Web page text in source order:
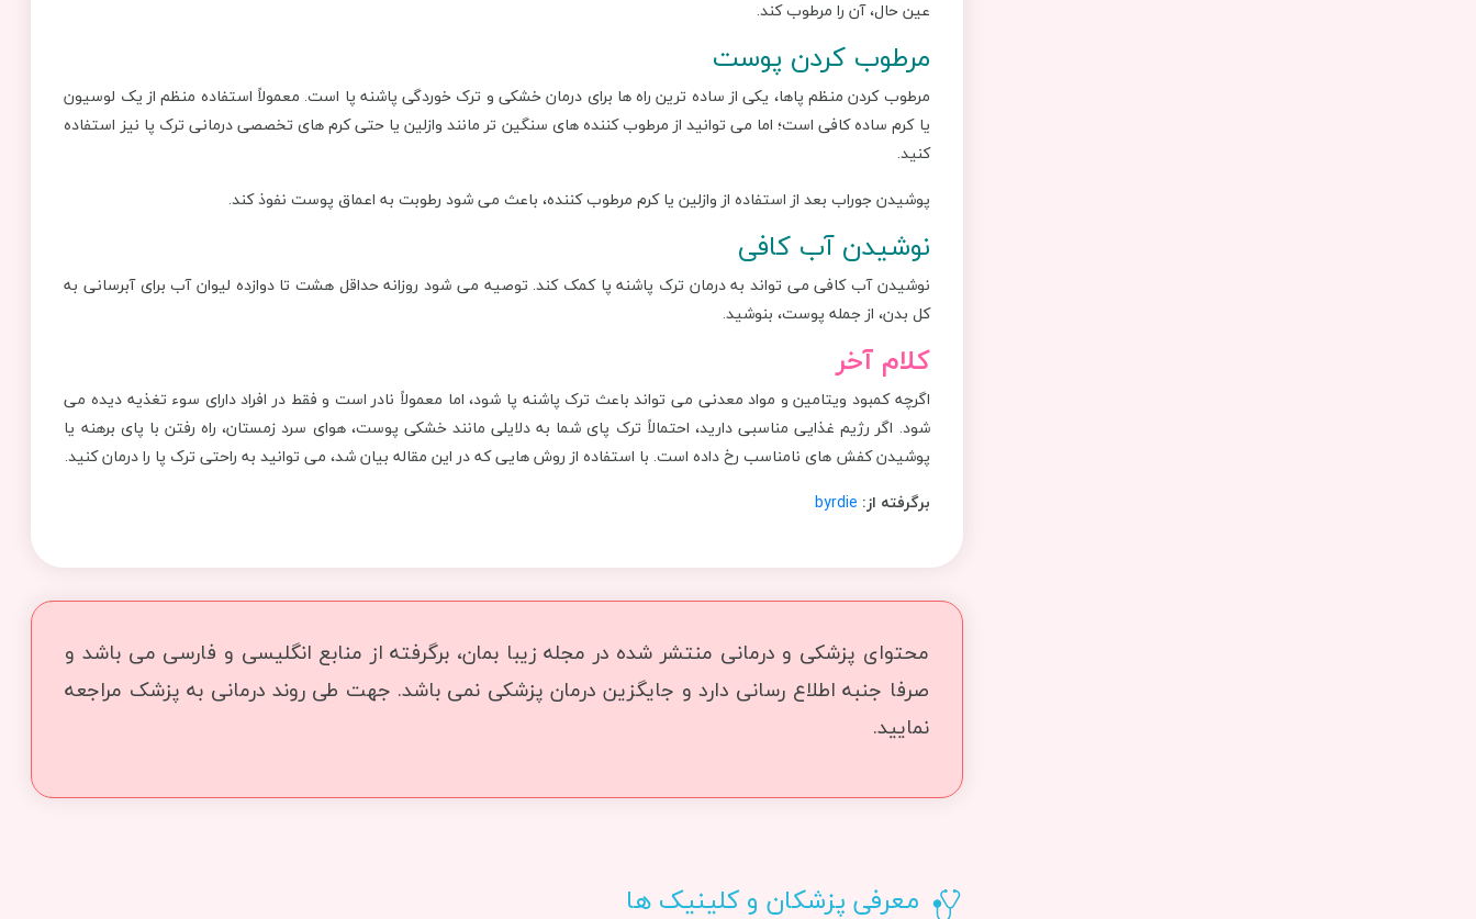
عین حال، آن را مرطوب کند.
مرطوب کردن پوست
مرطوب کردن منظم پاها، یکی از ساده ترین راه ها برای درمان خشکی و ترک خوردگی پاشنه پا است. معمولاً استفاده منظم از یک لوسیون
یا کرم ساده کافی است؛ اما می توانید از مرطوب کننده های سنگین تر مانند وازلین یا حتی کرم های تخصصی درمانی ترک پا نیز استفاده
کنید.
پوشیدن جوراب بعد از استفاده از وازلین یا کرم مرطوب کننده، باعث می شود رطوبت به اعماق پوست نفوذ کند.
نوشیدن آب کافی
نوشیدن آب کافی می تواند به درمان ترک پاشنه پا کمک کند. توصیه می‌ شود روزانه حداقل هشت تا دوازده لیوان آب برای آبرسانی به
کل بدن، از جمله پوست، بنوشید.
کلام آخر
اگرچه کمبود ویتامین و مواد معدنی می تواند باعث ترک پاشنه پا شود، اما معمولاً نادر است و فقط در افراد دارای سوء تغذیه دیده می
شود. اگر رژیم غذایی مناسبی دارید، احتمالاً ترک پای شما به دلایلی مانند خشکی پوست، هوای سرد زمستان، راه رفتن با پای برهنه یا
پوشیدن کفش های نامناسب رخ داده است. با استفاده از روش هایی که در این مقاله بیان شد، می توانید به راحتی ترک پا را درمان کنید.
برگرفته از: byrdie
محتوای پزشکی و درمانی منتشر شده در مجله زیبا بمان، برگرفته از منابع انگلیسی و فارسی می باشد و
صرفا جنبه اطلاع رسانی دارد و جایگزین درمان پزشکی نمی باشد. جهت طی روند درمانی به پزشک مراجعه
نمایید.
معرفی پزشکان و کلینیک ها